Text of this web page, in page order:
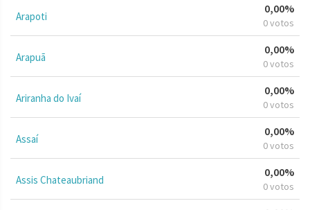
Arapoti
0,00%
0 votos
Arapuã
0,00%
0 votos
Ariranha do Ivaí
0,00%
0 votos
Assaí
0,00%
0 votos
Assis Chateaubriand
0,00%
0 votos